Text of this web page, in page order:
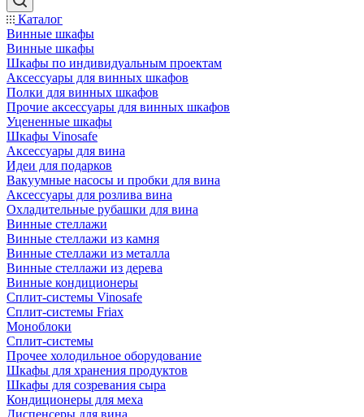
Каталог
Винные шкафы
Винные шкафы
Шкафы по индивидуальным проектам
Аксессуары для винных шкафов
Полки для винных шкафов
Прочие аксессуары для винных шкафов
Уцененные шкафы
Шкафы Vinosafe
Аксессуары для вина
Идеи для подарков
Вакуумные насосы и пробки для вина
Аксессуары для розлива вина
Охладительные рубашки для вина
Винные стеллажи
Винные стеллажи из камня
Винные стеллажи из металла
Винные стеллажи из дерева
Винные кондиционеры
Сплит-системы Vinosafe
Сплит-системы Friax
Моноблоки
Сплит-системы
Прочее холодильное оборудование
Шкафы для хранения продуктов
Шкафы для созревания сыра
Кондиционеры для меха
Диспенсеры для вина